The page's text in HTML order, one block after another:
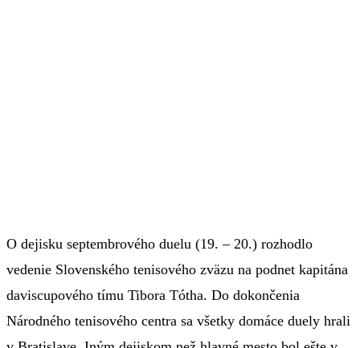
O dejisku septembrového duelu (19. – 20.) rozhodlo
vedenie Slovenského tenisového zväzu na podnet kapitána
daviscupového tímu Tibora Tótha. Do dokončenia
Národného tenisového centra sa všetky domáce duely hrali